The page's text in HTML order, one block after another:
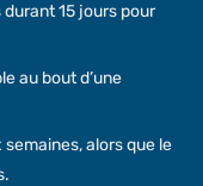
15 jours pour
au bout d’une
alors que le